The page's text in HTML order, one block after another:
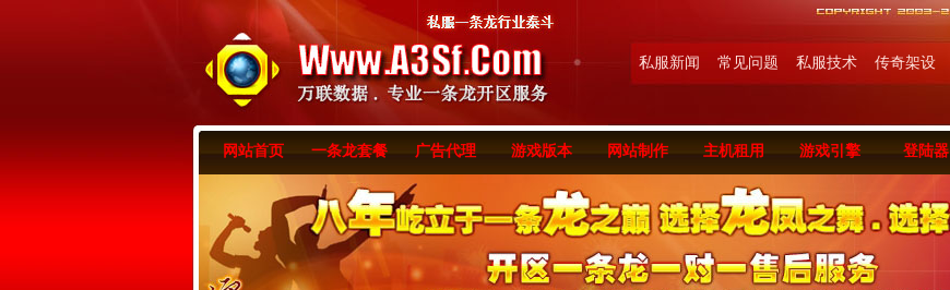
私服新闻 常见问题 私服技术 传奇架设
网站首页 一条龙套餐 广告代理 游戏版本 网站制作 主机租用 游戏引擎 登陆器